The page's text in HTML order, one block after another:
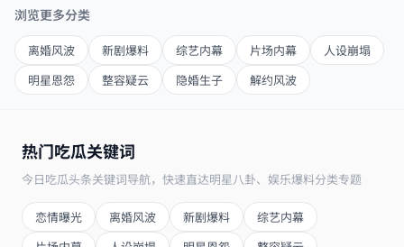
浏览更多分类
离婚风波 新剧爆料 综艺内幕 片场内幕
人设崩塌
明星恩怨
整容疑云 隐婚生子 解约风波
热门吃瓜关键词
今日吃瓜头条关键词导航，快速直达明星八卦、娱乐爆料分类专题
恋情曝光 离婚风波 新剧爆料
综艺内幕